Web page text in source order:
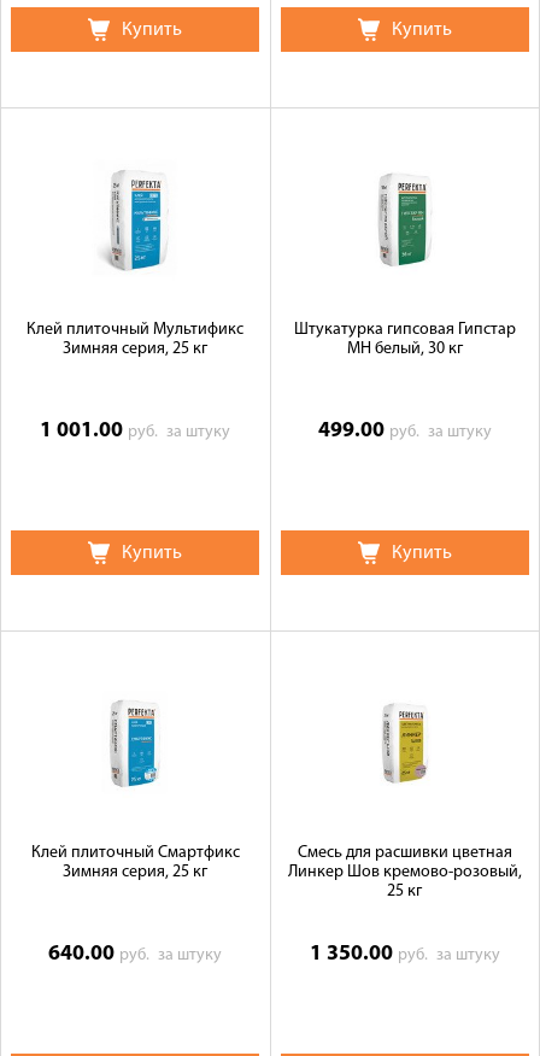
Купить Купить
Клей плиточный Мультификс
Зимняя серия, 25 кг
1 001.00 руб.за штуку
Купить
Штукатурка гипсовая Гипстар
МН белый, 30 кг
499.00 руб. за штуку
Купить
Клей плиточный Смартфикс
Зимняя серия, 25 кг
640.00 руб.за штуку
Смесь для расшивки цветная
Линкер Шов кремово-розовый,
25 кг
1 350.00 руб. за штуку